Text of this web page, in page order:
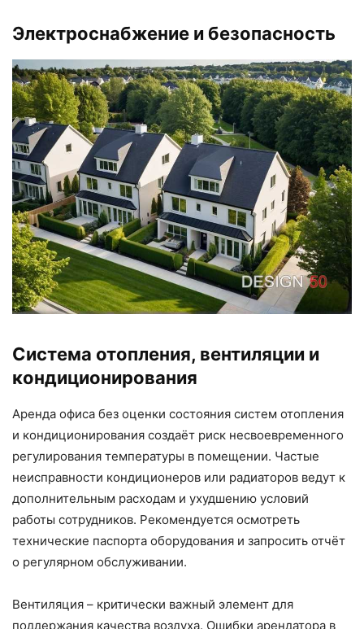
Электроснабжение и безопасность
Система отопления, вентиляции и
кондиционирования
Аренда офиса без оценки состояния систем отопления
и кондиционирования создаёт риск несвоевременного
регулирования температуры в помещении. Частые
неисправности кондиционеров или радиаторов ведут к
дополнительным расходам и ухудшению условий
работы сотрудников. Рекомендуется осмотреть
технические паспорта оборудования и запросить отчёт
о регулярном обслуживании.
Вентиляция – критически важный элемент для
поддержания качества воздуха. Ошибки арендатора в